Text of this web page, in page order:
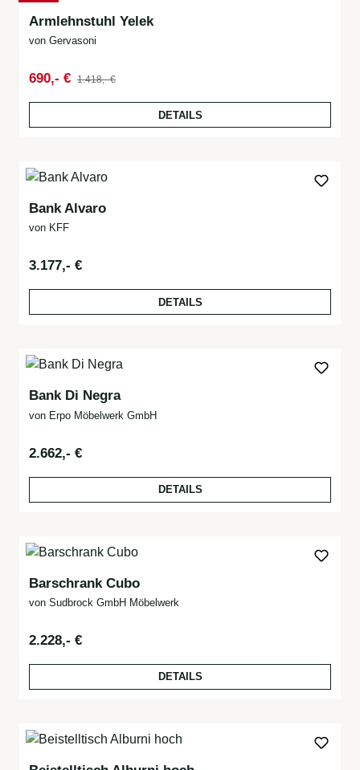
Armlehnstuhl Yelek
von Gervasoni
Verkaufspreis:
690,- € 1.418,- €
DETAILS
Bank Alvaro
von KFF
Regulärer Preis:
3.177,- €
DETAILS
Bank Di Negra
von Erpo Möbelwerk GmbH
Regulärer Preis:
2.662,- €
DETAILS
Barschrank Cubo
von Sudbrock GmbH Möbelwerk
Regulärer Preis:
2.228,- €
DETAILS